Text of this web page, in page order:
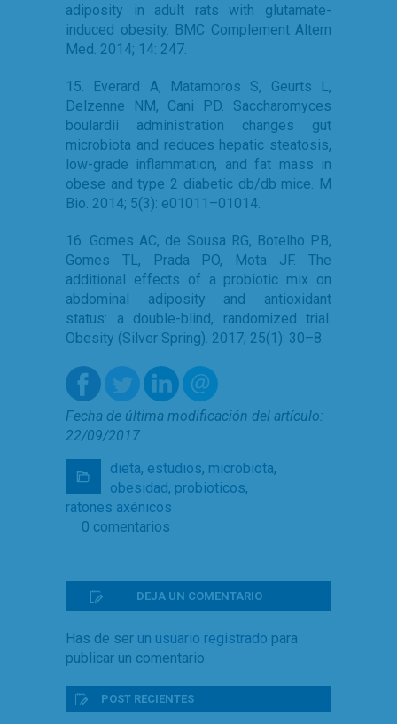
adiposity in adult rats with glutamate-
induced obesity. BMC Complement Altern
Med. 2014; 14: 247.
15. Everard A, Matamoros S, Geurts L,
Delzenne NM, Cani PD. Saccharomyces
boulardii administration changes gut
microbiota and reduces hepatic steatosis,
low-grade inflammation, and fat mass in
obese and type 2 diabetic db/db mice. M
Bio. 2014; 5(3): e01011–01014.
16. Gomes AC, de Sousa RG, Botelho PB,
Gomes TL, Prada PO, Mota JF. The
additional effects of a probiotic mix on
abdominal adiposity and antioxidant
status: a double-blind, randomized trial.
Obesity (Silver Spring). 2017; 25(1): 30–8.
Fecha de última modificación del artículo:
22/09/2017
dieta, estudios, microbiota,
obesidad, probioticos,
ratones axénicos
0 comentarios
DEJA UN COMENTARIO
Has de ser un usuario registrado para
publicar un comentario.
POST RECIENTES